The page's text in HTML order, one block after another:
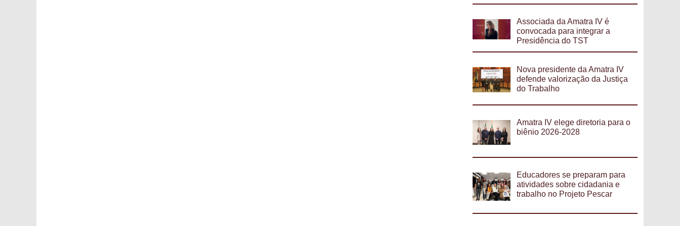
Associada da Amatra IV é
convocada para integrar a
Presidência do TST
Nova presidente da Amatra IV
defende valorização da Justiça
do Trabalho
Amatra IV elege diretoria para o
biênio 2026-2028
Educadores se preparam para
atividades sobre cidadania e
trabalho no Projeto Pescar